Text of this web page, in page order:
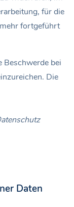
für die
fortgeführt
Beschwerde bei
Die
Daten